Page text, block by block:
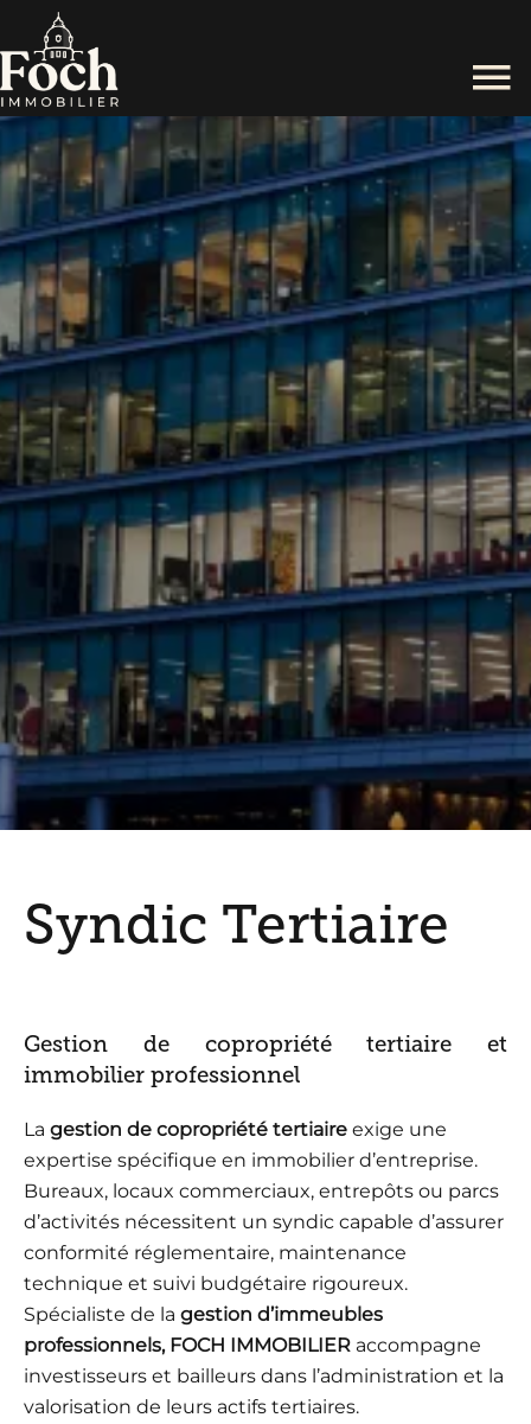
Syndic Tertiaire
Gestion de copropriété tertiaire et
immobilier professionnel
La gestion de copropriété tertiaire exige une
expertise spécifique en immobilier d’entreprise.
Bureaux, locaux commerciaux, entrepôts ou parcs
d’activités nécessitent un syndic capable d’assurer
conformité réglementaire, maintenance
technique et suivi budgétaire rigoureux.
Spécialiste de la gestion d’immeubles
professionnels, FOCH IMMOBILIER accompagne
investisseurs et bailleurs dans l’administration et la
valorisation de leurs actifs tertiaires.